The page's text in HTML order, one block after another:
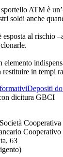
ATM è
soldi anche
esposta al rischio
in tempi
Depositi
Cooperativa
Cooperativo
63